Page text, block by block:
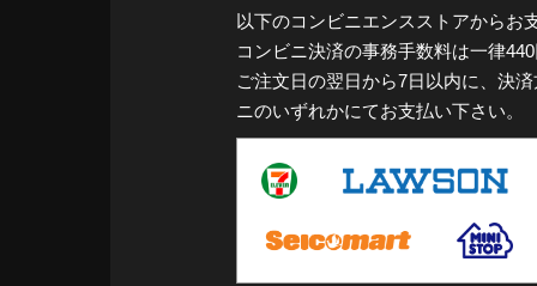
以下のコンビニエンスストアからお
コンビニ決済の事務手数料は一律
ご注文日の翌日から7日以内に、決
ニのいずれかにてお支払い下さい。